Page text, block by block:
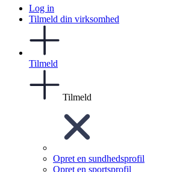
Log in
Tilmeld din virksomhed
Tilmeld
Tilmeld
Opret en sundhedsprofil
Opret en sportsprofil